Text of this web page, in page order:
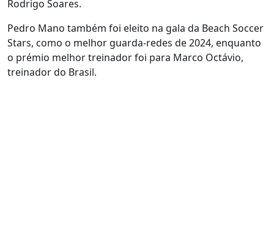
Rodrigo Soares.
Pedro Mano também foi eleito na gala da Beach Soccer
Stars, como o melhor guarda-redes de 2024, enquanto
o prémio melhor treinador foi para Marco Octávio,
treinador do Brasil.